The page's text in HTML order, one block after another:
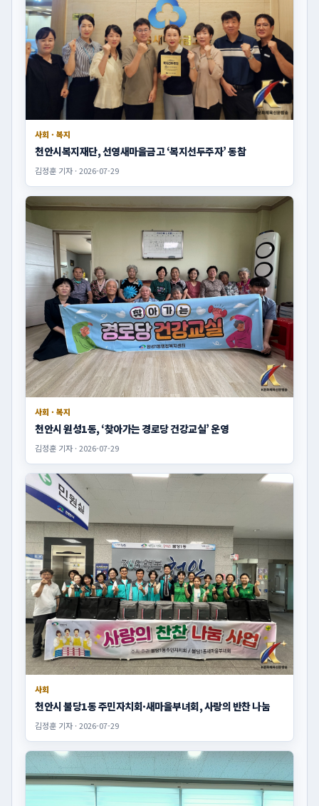
사회 · 복지
천안시복지재단, 선영새마을금고 ‘복지선두주자’ 동참
김정훈 기자 · 2026-07-29
사회 · 복지
천안시 원성1동, ‘찾아가는 경로당 건강교실’ 운영
김정훈 기자 · 2026-07-29
사회
천안시 불당1동 주민자치회·새마을부녀회, 사랑의 반찬 나눔
김정훈 기자 · 2026-07-29